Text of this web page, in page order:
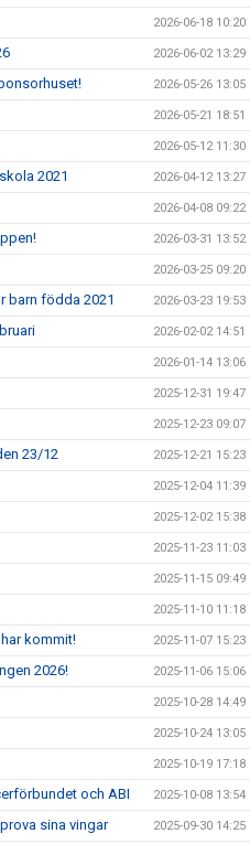
2026-06-18 10:20
2026-06-02 13:29
2026-05-26 13:05
2026-05-21 18:51
2026-05-12 11:30
2021 2026-04-12 13:27
2026-04-08 09:22
2026-03-31 13:52
2026-03-25 09:20
barn födda 2021 2026-03-23 19:53
2026-02-02 14:51
2026-01-14 13:06
2025-12-31 19:47
2025-12-23 09:07
23/12 2025-12-21 15:23
2025-12-04 11:39
2025-12-02 15:38
2025-11-23 11:03
2025-11-15 09:49
2025-11-10 11:18
kommit! 2025-11-07 15:23
2026! 2025-11-06 15:06
2025-10-28 14:49
2025-10-24 13:05
2025-10-19 17:18
och ABI 2025-10-08 13:54
sina vingar 2025-09-30 14:25